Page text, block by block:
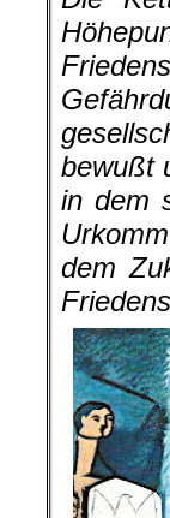
bewußt
in dem
dem